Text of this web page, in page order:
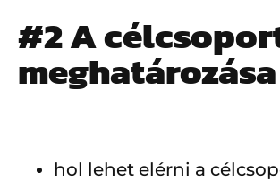
#2 A
meghatározása
hol lehet elérni a